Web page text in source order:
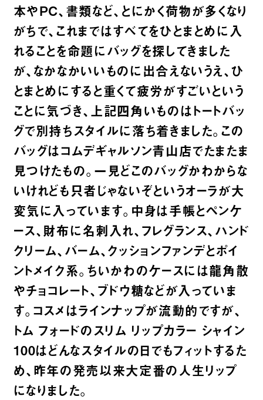
本やPC、書類など、とにかく荷物が多くなり
がちで、これまではすべてをひとまとめに入
れることを命題にバッグを探してきました
が、なかなかいいものに出合えないうえ、ひ
とまとめにすると重くて疲労がすごいという
ことに気づき、上記四角いものはトートバッ
グで別持ちスタイルに落ち着きました。この
バッグはコムデギャルソン青山店でたまたま
見つけたもの。一見どこのバッグかわからな
いけれども只者じゃないぞというオーラが大
変気に入っています。中身は手帳とペンケ
ース、財布に名刺入れ、フレグランス、ハンド
クリーム、バーム、クッションファンデとポイ
ントメイク系。ちいかわのケースには龍角散
やチョコレート、ブドウ糖などが入っていま
す。コスメはラインナップが流動的ですが、
トム フォードのスリム リップカラー シャイン
100はどんなスタイルの日でもフィットするた
め、昨年の発売以来大定番の人生リップ
になりました。